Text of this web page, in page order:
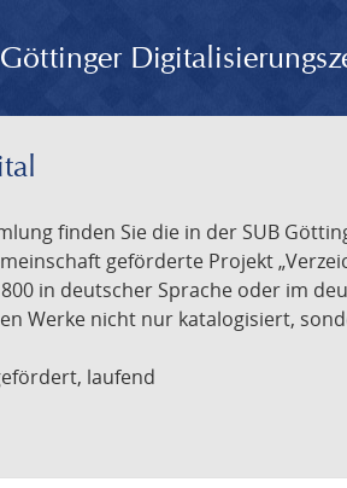
Göttinger
finden Sie die in der SUB
geförderte Projekt
in deutscher Sprache oder im
Werke nicht nur katalogisiert,
laufend